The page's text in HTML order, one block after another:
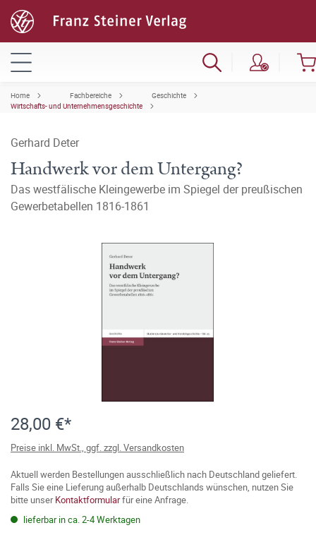
Home Fachbereiche
Geschichte
Wirtschafts- und Unternehmensgeschichte
Gerhard Deter
Handwerk vor dem Untergang?
Das westfälische Kleingewerbe im Spiegel der preußischen
Gewerbetabellen 1816-1861
28,00 €*
Preise inkl. MwSt., ggf. zzgl. Versandkosten
Aktuell werden Bestellungen ausschließlich nach Deutschland geliefert.
Falls Sie eine Lieferung außerhalb Deutschlands wünschen, nutzen Sie
bitte unserKontaktformularfür eine Anfrage.
lieferbar in ca. 2-4 Werktagen